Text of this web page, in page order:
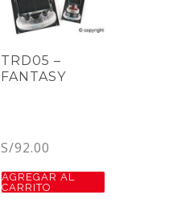
TRD05 –
FANTASY
S/92.00
AGREGAR AL
CARRITO